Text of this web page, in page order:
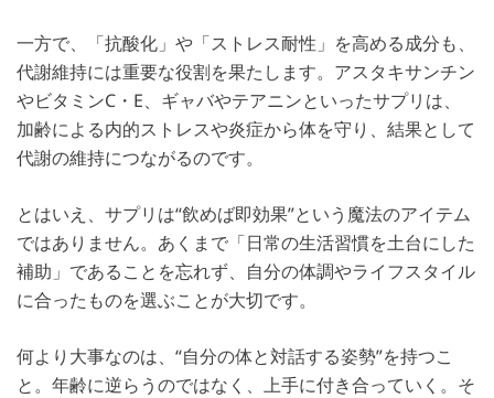
一方で、「抗酸化」や「ストレス耐性」を高める成分も、
代謝維持には重要な役割を果たします。アスタキサンチン
やビタミンC・E、ギャバやテアニンといったサプリは、
加齢による内的ストレスや炎症から体を守り、結果として
代謝の維持につながるのです。
とはいえ、サプリは“飲めば即効果”という魔法のアイテム
ではありません。あくまで「日常の生活習慣を土台にした
補助」であることを忘れず、自分の体調やライフスタイル
に合ったものを選ぶことが大切です。
何より大事なのは、“自分の体と対話する姿勢”を持つこ
と。年齢に逆らうのではなく、上手に付き合っていく。そ